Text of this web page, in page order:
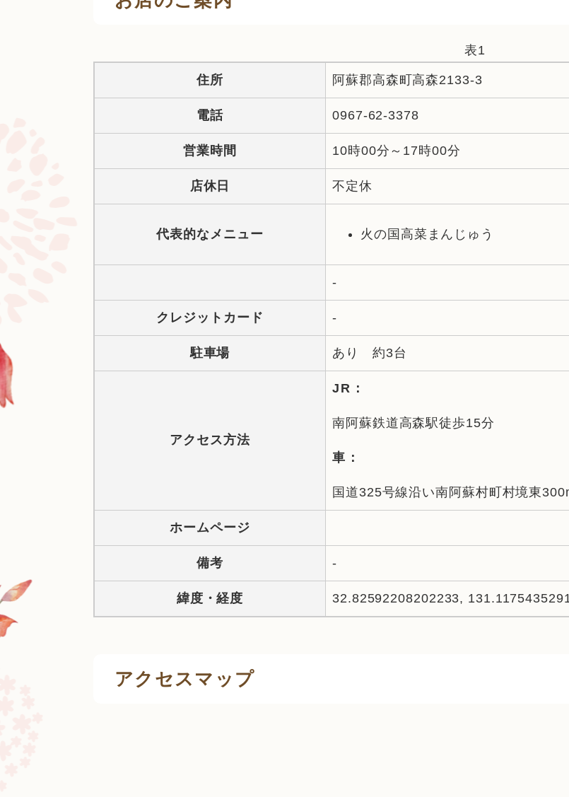
表1
住所 阿蘇郡高森町高森2133-3
電話 0967-62-3378
営業時間 10時00分～17時00分
店休日 不定休
代表的なメニュー 火の国高菜まんじゅう
-
クレジットカード -
駐車場 あり 約3台
アクセス方法
JR：
南阿蘇鉄道高森駅徒歩15分
車：
国道325号線沿い南阿蘇村町村境東
ホームページ
備考 -
緯度・経度 32.82592208202233,
アクセスマップ